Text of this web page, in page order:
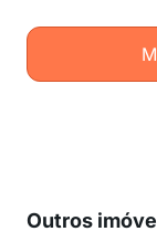
Outros